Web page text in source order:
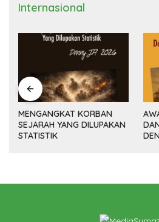
Internasional
MENGANGKAT KORBAN
SEJARAH YANG DILUPAKAN
STATISTIK